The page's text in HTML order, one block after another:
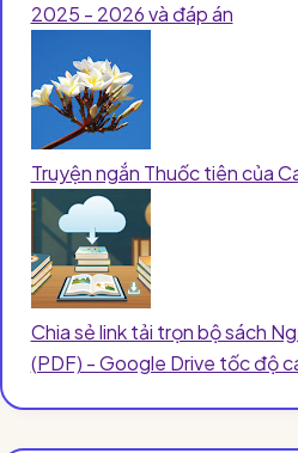
2025 - 2026 và đáp án
Truyện ngắn Thuốc tiên của
Chia sẻ link tải trọn bộ sách
(PDF) - Google Drive tốc độ